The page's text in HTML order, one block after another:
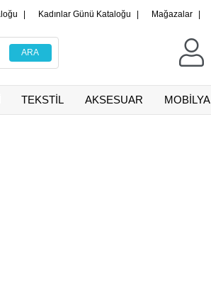
Kadınlar Günü Kataloğu Mağazalar
TEKSTİL AKSESUAR MOBİLYA